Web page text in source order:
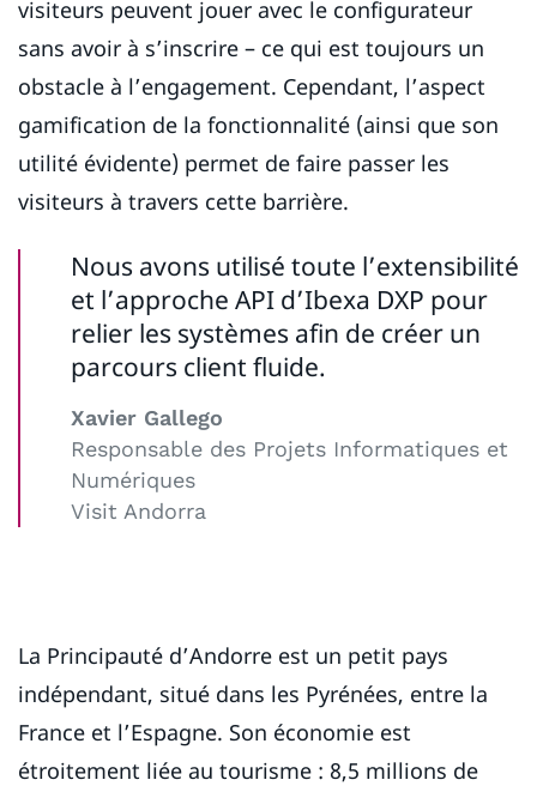
visiteurs peuvent jouer avec le configurateur
sans avoir à s’inscrire – ce qui est toujours un
obstacle à l’engagement. Cependant, l’aspect
gamification de la fonctionnalité (ainsi que son
utilité évidente) permet de faire passer les
visiteurs à travers cette barrière.
Nous avons utilisé toute l’extensibilité
et l’approche API d’Ibexa DXP pour
relier les systèmes afin de créer un
parcours client fluide.
Xavier Gallego
Responsable des Projets Informatiques et
Numériques
Visit Andorra
La Principauté d’Andorre est un petit pays
indépendant, situé dans les Pyrénées, entre la
France et l’Espagne. Son économie est
étroitement liée au tourisme : 8,5 millions de